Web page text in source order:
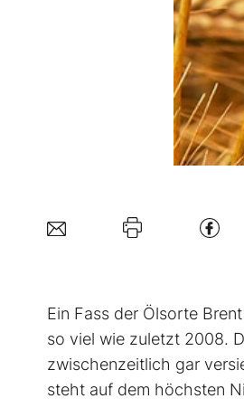
Kontakt
Ein Fass der Ölsorte
so viel wie zuletzt 2008.
zwischenzeitlich gar
steht auf dem höchsten